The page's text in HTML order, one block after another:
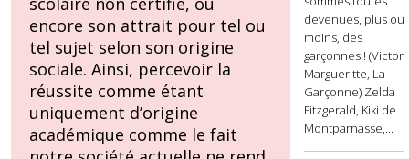
encore son attrait pour tel ou
tel sujet selon son origine
sociale. Ainsi, percevoir la
réussite comme étant
uniquement d’origine
académique comme le fait
devenues, plus ou
moins, des
garçonnes ! (Victor
Margueritte, La
Garçonne) Zelda
Fitzgerald, Kiki de
Montparnasse,...